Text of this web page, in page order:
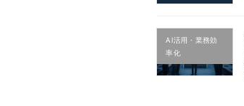
AI活用・業務効
率化